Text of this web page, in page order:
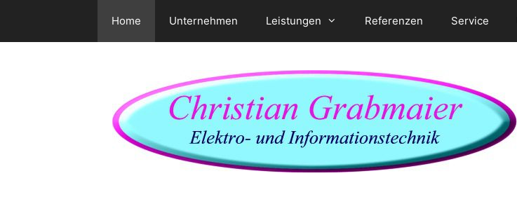
Home Unternehmen Leistungen Referenzen Service